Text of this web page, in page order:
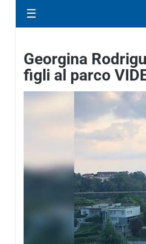
☰
Georgina
figli al parco